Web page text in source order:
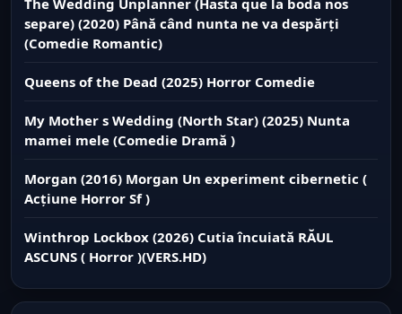
separe) (2020) Până când nunta ne va despărți
(Comedie Romantic)
Queens of the Dead (2025) Horror Comedie
My Mother s Wedding (North Star) (2025) Nunta
mamei mele (Comedie Dramă )
Morgan (2016) Morgan Un experiment cibernetic (
Acțiune Horror Sf )
Winthrop Lockbox (2026) Cutia încuiată RĂUL
ASCUNS ( Horror )(VERS.HD)